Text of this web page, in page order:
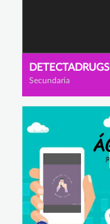
DETECTADRUGS
Secundaria